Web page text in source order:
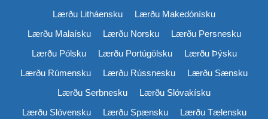
Lærðu Litháensku
Lærðu Makedónísku
Lærðu Malaísku
Lærðu Norsku
Lærðu Persnesku
Lærðu Pólsku
Lærðu Portúgölsku
Lærðu Þýsku
Lærðu Rúmensku
Lærðu Rússnesku
Lærðu Sænsku
Lærðu Serbnesku
Lærðu Slóvakísku
Lærðu Slóvensku
Lærðu Spænsku
Lærðu Tælensku